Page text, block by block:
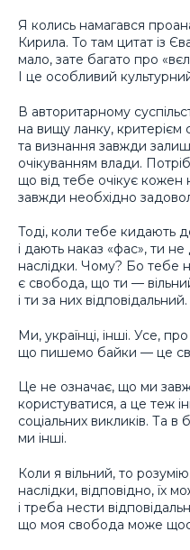
Я колись намагався
Кирила. То там цитат із
мало, зате багато про
І це особливий
В авторитарному
на вищу ланку, критерієм
та визнання завжди
очікуванням влади.
що від тебе очікує кожен
завжди необхідно
Тоді, коли тебе кидають
і дають наказ «фас», ти
наслідки. Чому? Бо тебе
є свобода, що ти —
і ти за них відповідальний.
Ми, українці, інші. Усе,
що пишемо байки — це
Це не означає, що ми
користуватися, а це теж
соціальних викликів. Та в
ми інші.
Коли я вільний, то
наслідки, відповідно, їх
і треба нести
що моя свобода може